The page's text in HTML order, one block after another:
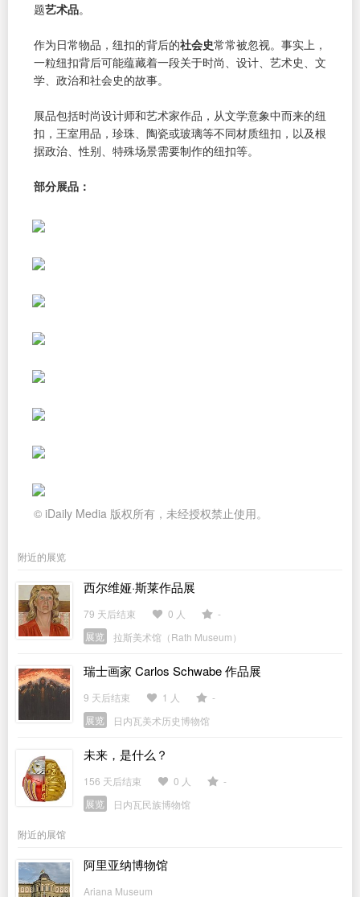
题艺术品。
作为日常物品，纽扣的背后的社会史常常被忽视。事实上，
一粒纽扣背后可能蕴藏着一段关于时尚、设计、艺术史、文
学、政治和社会史的故事。
展品包括时尚设计师和艺术家作品，从文学意象中而来的纽
扣，王室用品，珍珠、陶瓷或玻璃等不同材质纽扣，以及根
据政治、性别、特殊场景需要制作的纽扣等。
部分展品：
© iDaily Media 版权所有，未经授权禁止使用。
附近的展览
西尔维娅·斯莱作品展
79 天后结束 0 人
-
展览
拉斯美术馆（Rath Museum）
瑞士画家 Carlos Schwabe 作品展
9 天后结束 1 人
-
展览
日内瓦美术历史博物馆
未来，是什么？
156 天后结束 0 人
-
展览
日内瓦民族博物馆
附近的展馆
阿里亚纳博物馆
Ariana Museum